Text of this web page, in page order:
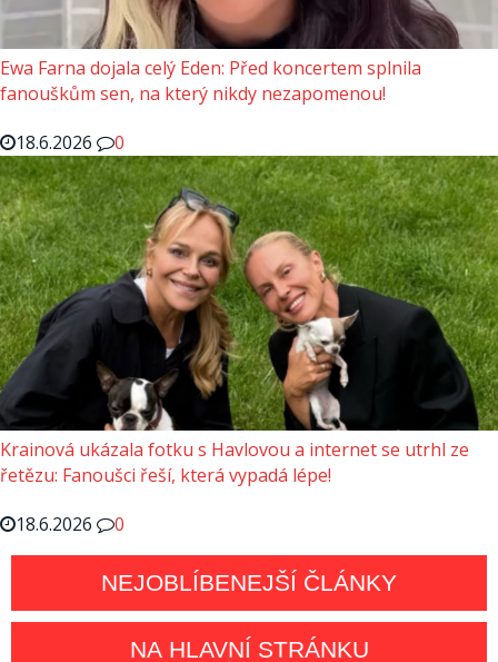
Ewa Farna dojala celý Eden: Před koncertem splnila
fanouškům sen, na který nikdy nezapomenou!
18.6.2026
0
Krainová ukázala fotku s Havlovou a internet se utrhl ze
řetězu: Fanoušci řeší, která vypadá lépe!
18.6.2026
0
NEJOBLÍBENEJŠÍ ČLÁNKY
NA HLAVNÍ STRÁNKU